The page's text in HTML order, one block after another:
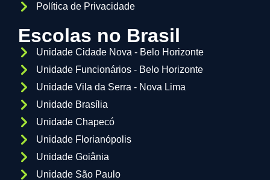
Política de Privacidade
Escolas no Brasil
Unidade Cidade Nova - Belo Horizonte
Unidade Funcionários - Belo Horizonte
Unidade Vila da Serra - Nova Lima
Unidade Brasília
Unidade Chapecó
Unidade Florianópolis
Unidade Goiânia
Unidade São Paulo